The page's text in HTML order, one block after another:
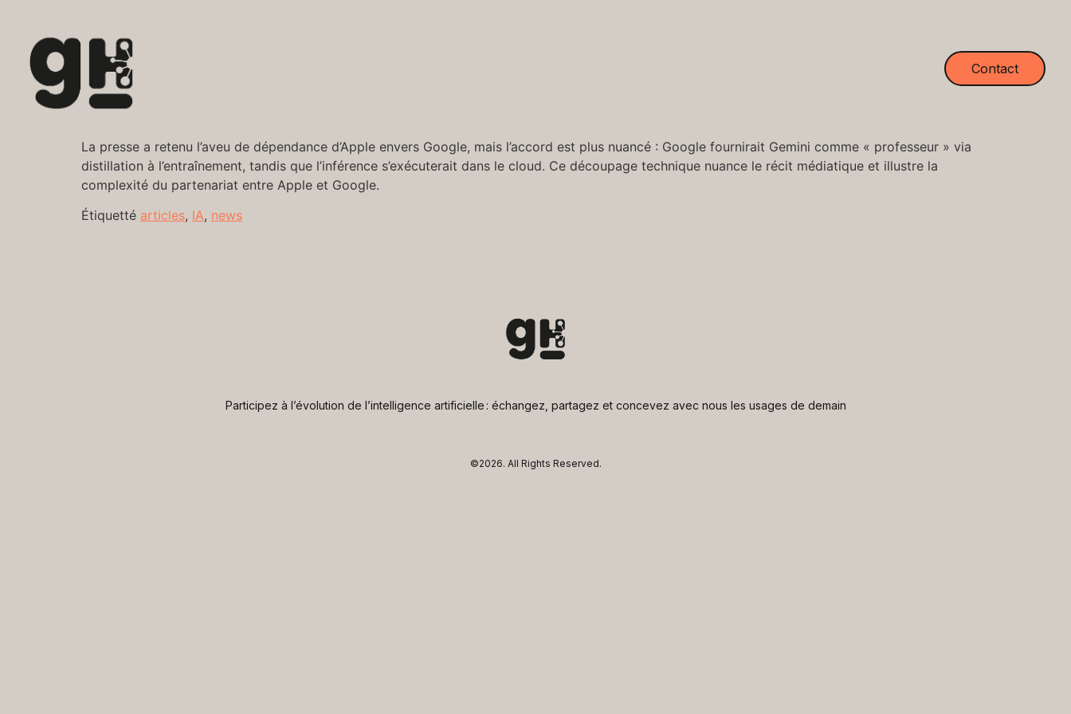
Contact
La presse a retenu l’aveu de dépendance d’Apple envers Google, mais l’accord est plus nuancé : Google fournirait Gemini comme « professeur » via
distillation à l’entraînement, tandis que l’inférence s’exécuterait dans le cloud. Ce découpage technique nuance le récit médiatique et illustre la
complexité du partenariat entre Apple et Google.
Étiquetté articles, IA, news
Participez à l’évolution de l’intelligence artificielle : échangez, partagez et concevez avec nous les usages de demain
©2026. All Rights Reserved.